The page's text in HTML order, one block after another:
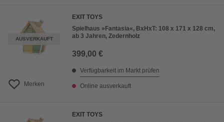
AUSVERKAUFT
Merken
EXIT TOYS
Spielhaus »Fantasia«, BxHxT: 108 x 171 x 128 cm,
ab 3 Jahren, Zedernholz
399,00 €
Verfügbarkeit im Markt prüfen
Online ausverkauft
EXIT TOYS